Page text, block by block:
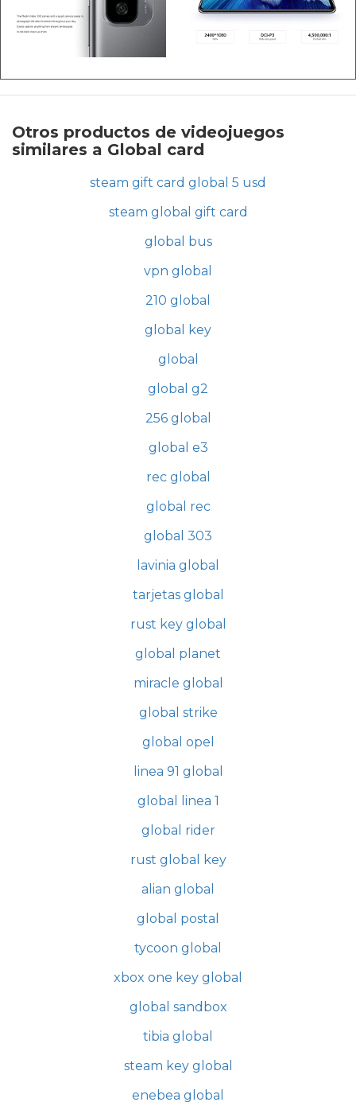
Otros productos de videojuegos
similares a Global card
steam gift card global 5 usd
steam global gift card
global bus
vpn global
210 global
global key
global
global g2
256 global
global e3
rec global
global rec
global 303
lavinia global
tarjetas global
rust key global
global planet
miracle global
global strike
global opel
linea 91 global
global linea 1
global rider
rust global key
alian global
global postal
tycoon global
xbox one key global
global sandbox
tibia global
steam key global
enebea global